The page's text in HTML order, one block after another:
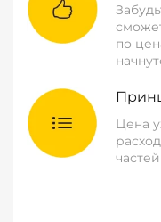
по
Цена